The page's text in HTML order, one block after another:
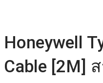
Honeywell
Cable [2M]